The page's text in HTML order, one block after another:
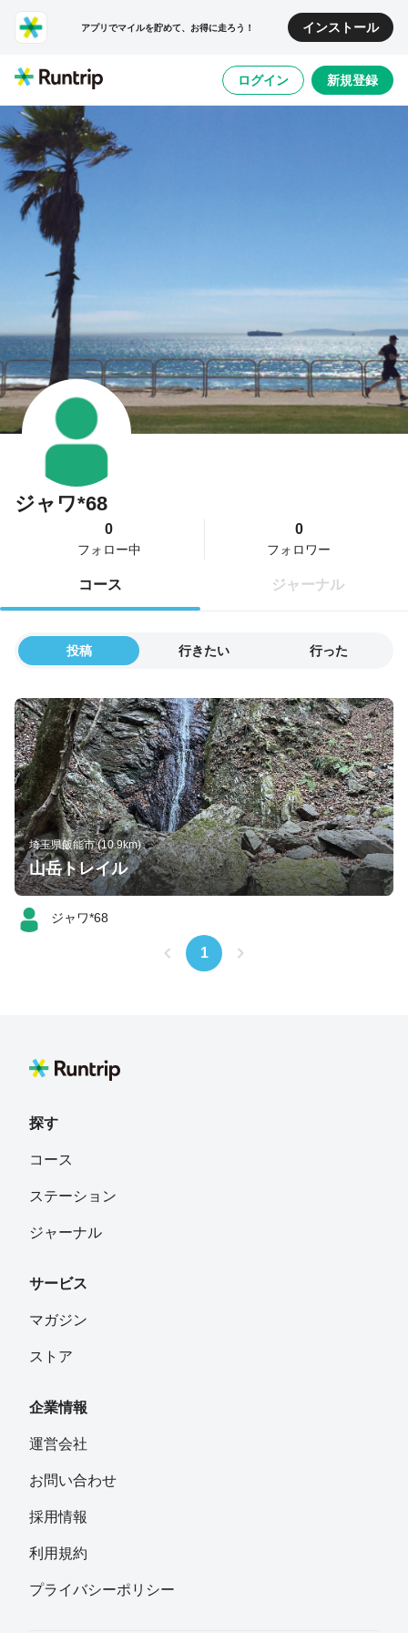
アプリでマイルを貯めて、お得に走ろう！ インストール
ログイン 新規登録
ジャワ*68
0
フォロー中
0
フォロワー
コース ジャーナル
投稿 行きたい 行った
埼玉県飯能市 (10.9km)
山岳トレイル
ジャワ*68
1
探す
コース
ステーション
ジャーナル
サービス
マガジン
ストア
企業情報
運営会社
お問い合わせ
採用情報
利用規約
プライバシーポリシー